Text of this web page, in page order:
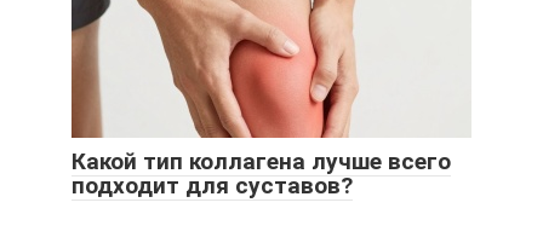
Какой тип коллагена лучше всего
подходит для суставов?